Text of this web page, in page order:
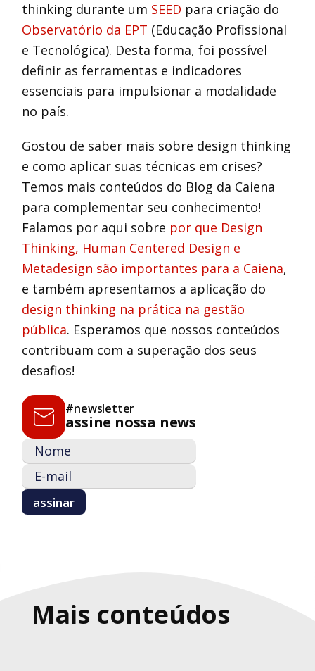
thinking durante um SEED para criação do
Observatório da EPT (Educação Profissional
e Tecnológica). Desta forma, foi possível
definir as ferramentas e indicadores
essenciais para impulsionar a modalidade
no país.
Gostou de saber mais sobre design thinking
e como aplicar suas técnicas em crises?
Temos mais conteúdos do Blog da Caiena
para complementar seu conhecimento!
Falamos por aqui sobre por que Design
Thinking, Human Centered Design e
Metadesign são importantes para a Caiena,
e também apresentamos a aplicação do
design thinking na prática na gestão
pública. Esperamos que nossos conteúdos
contribuam com a superação dos seus
desafios!
#newsletter
assine nossa news
Mais conteúdos